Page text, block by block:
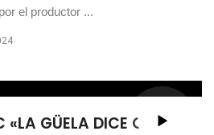
el productor ...
GÜELA DICE CREW»